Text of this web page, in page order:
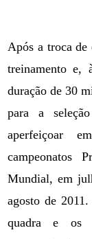
Após a troca
treinamento e,
duração de 30
para a
aperfeiçoar
campeonatos
Mundial, em
agosto de
quadra e os